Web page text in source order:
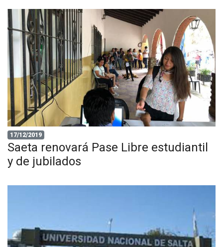
17/12/2019
Saeta renovará Pase Libre estudiantil
y de jubilados